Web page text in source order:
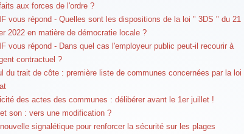
aux forces de l'ordre ?
vous répond - Quelles sont les dispositions de la loi " 3DS " du 21
2022 en matière de démocratie locale ?
vous répond - Dans quel cas l'employeur public peut-il recourir à
contractuel ?
du trait de côte : première liste de communes concernées par la loi
des actes des communes : délibérer avant le 1er juillet !
son : vers une modification ?
signalétique pour renforcer la sécurité sur les plages